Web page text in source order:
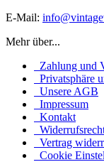
E-Mail:
Mehr über...
Zahlung und
Privatsphäre
Unsere AGB
Impressum
Kontakt
Vertrag
Cookie